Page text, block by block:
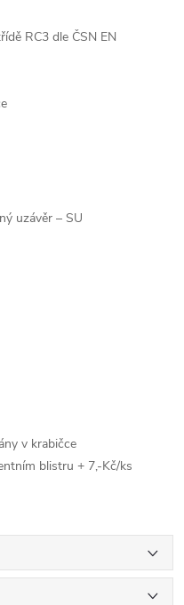
RC3 dle ČSN EN
uzávěr – SU
v krabičce
blistru + 7,-Kč/ks